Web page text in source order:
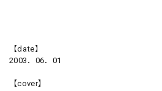
【date】
2003．06．01
【cover】